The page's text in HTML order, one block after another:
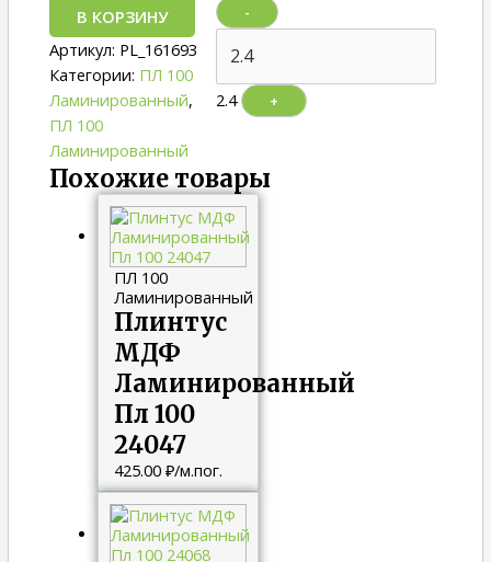
-
2.4 +
В КОРЗИНУ
Артикул: PL_161693
Категории: ПЛ 100
Ламинированный,
ПЛ 100
Ламинированный
Похожие товары
ПЛ 100
Ламинированный
Плинтус
МДФ
Ламинированный
Пл 100
24047
425.00₽/м.пог.